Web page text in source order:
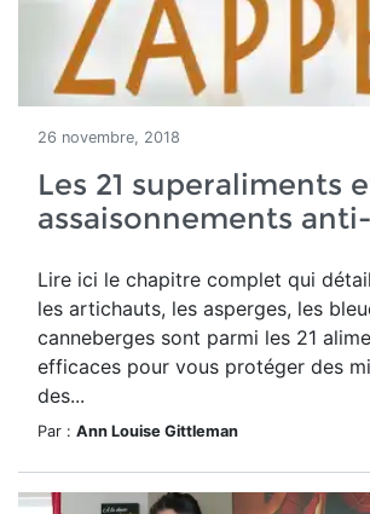
26 novembre, 2018
Les 21 superaliments
assaisonnements
Lire ici le chapitre complet qui
les artichauts, les asperges, les
canneberges sont parmi les 21
efficaces pour vous protéger des
des...
Par : Ann Louise Gittleman